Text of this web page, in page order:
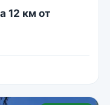
12 км от